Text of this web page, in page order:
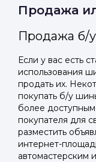
Продажа
Продажа б/
Если у вас есть
использования
продать их.
покупать б/у
более
покупателя для
разместить
интернет-
автомастерским